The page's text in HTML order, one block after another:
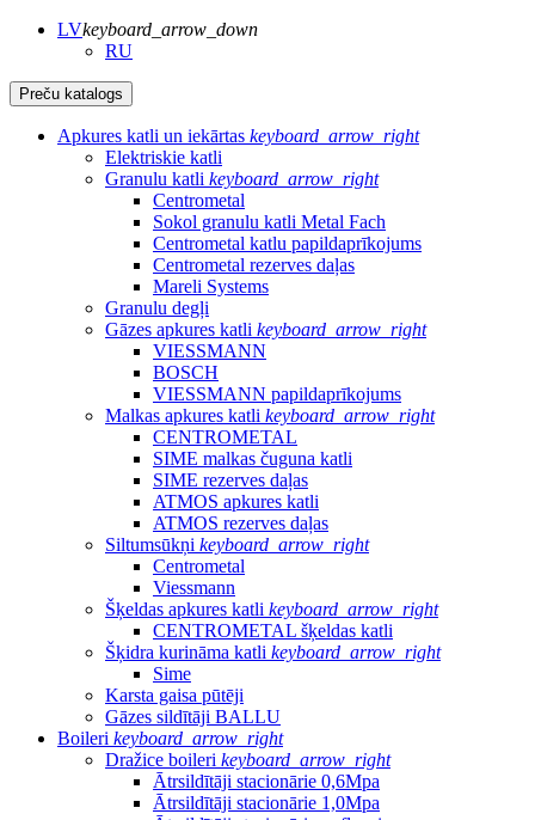
LVkeyboard_arrow_down
RU
Preču katalogs
Apkures katli un iekārtas keyboard_arrow_right
Elektriskie katli
Granulu katli keyboard_arrow_right
Centrometal
Sokol granulu katli Metal Fach
Centrometal katlu papildaprīkojums
Centrometal rezerves daļas
Mareli Systems
Granulu degļi
Gāzes apkures katli keyboard_arrow_right
VIESSMANN
BOSCH
VIESSMANN papildaprīkojums
Malkas apkures katli keyboard_arrow_right
CENTROMETAL
SIME malkas čuguna katli
SIME rezerves daļas
ATMOS apkures katli
ATMOS rezerves daļas
Siltumsūkņi keyboard_arrow_right
Centrometal
Viessmann
Šķeldas apkures katli keyboard_arrow_right
CENTROMETAL šķeldas katli
Šķidra kurināma katli keyboard_arrow_right
Sime
Karsta gaisa pūtēji
Gāzes sildītāji BALLU
Boileri keyboard_arrow_right
Dražice boileri keyboard_arrow_right
Ātrsildītāji stacionārie 0,6Mpa
Ātrsildītāji stacionārie 1,0Mpa